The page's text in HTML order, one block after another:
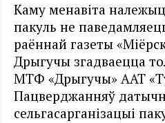
Каму менавіта
пакуль не
раённай газеты
Дрыгучы згадваецца
МТФ «Дрыгучы» ААТ
Пацверджанняў
сельгасарганізацыі